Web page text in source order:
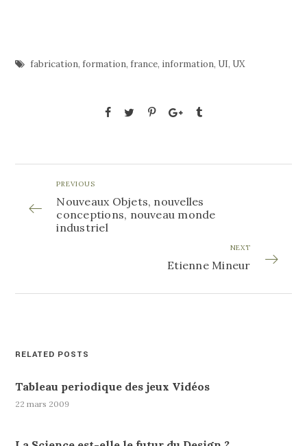
fabrication,formation,france, information, UI, UX
PREVIOUS
Nouveaux Objets, nouvelles
conceptions, nouveau monde
industriel
NEXT
Etienne Mineur
RELATED POSTS
Tableau periodique des jeux Vidéos
22 mars 2009